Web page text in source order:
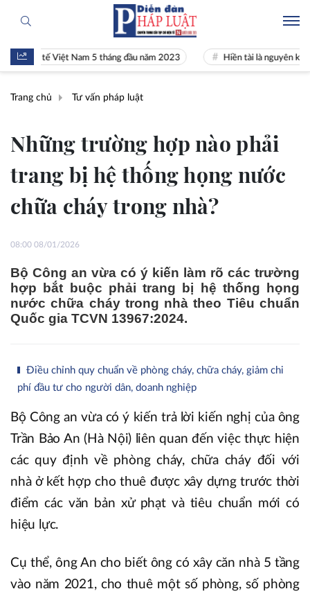
tế Việt Nam 5 tháng đầu năm 2023 Hiền tài là nguyên khí Quốc
Trang chủ Tư vấn pháp luật
Những trường hợp nào phải
trang bị hệ thống họng nước
chữa cháy trong nhà?
08:00 08/01/2026
Bộ Công an vừa có ý kiến làm rõ các trường
hợp bắt buộc phải trang bị hệ thống họng
nước chữa cháy trong nhà theo Tiêu chuẩn
Quốc gia TCVN 13967:2024.
Điều chỉnh quy chuẩn về phòng cháy, chữa cháy, giảm chi
phí đầu tư cho người dân, doanh nghiệp
Bộ Công an vừa có ý kiến trả lời kiến nghị của ông
Trần Bảo An (Hà Nội) liên quan đến việc thực hiện
các quy định về phòng cháy, chữa cháy đối với
nhà ở kết hợp cho thuê được xây dựng trước thời
điểm các văn bản xử phạt và tiêu chuẩn mới có
hiệu lực.
Cụ thể, ông An cho biết ông có xây căn nhà 5 tầng
vào năm 2021, cho thuê một số phòng, số phòng